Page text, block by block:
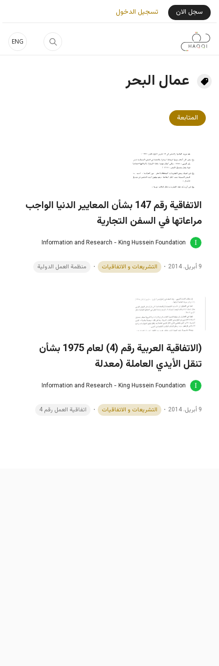
تجاوز إلى المحتوى الرئيسي
ENG
User Login Menu
سجل الان تسجيل الدخول
عمال البحر
المتابعة
الاتفاقية رقم 147 بشأن المعايير الدنيا الواجب
مراعاتها في السفن التجارية
Information and Research - King Hussein Foundation
9 أبريل، 2014 التشريعات و الاتفاقيات منظمة العمل الدولية
(الاتفاقية العربية رقم (4) لعام 1975 بشأن
تنقل الأيدي العاملة (معدلة
Information and Research - King Hussein Foundation
9 أبريل، 2014 التشريعات و الاتفاقيات اتفاقية العمل رقم 4